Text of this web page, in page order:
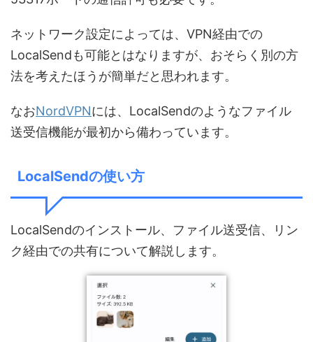
ネットワーク設定によっては、VPN経由での
LocalSendも可能とはなりますが、おそらく別の方
法を考えたほうが簡単だと思われます。
なおNordVPNには、LocalSendのようなファイル
送受信機能が最初から備わっています。
LocalSendの使い方
LocalSendのインストール、ファイル送受信、リン
ク経由での共有について解説します。